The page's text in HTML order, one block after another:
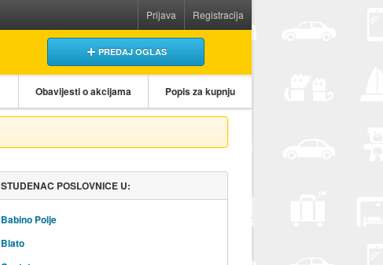
Prijava Registracija
PREDAJ OGLAS
Obavijesti o akcijama Popis za kupnju
STUDENAC POSLOVNICE U:
Babino Polje
Blato